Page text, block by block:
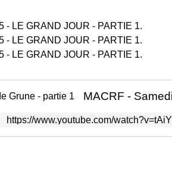
https://www.youtube.com/